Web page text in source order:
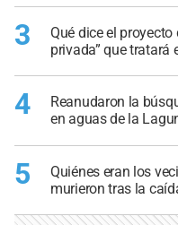
3
Qué dice el
privada” que tratará
4
Reanudaron la
en aguas de la
5
Quiénes eran los
murieron tras la